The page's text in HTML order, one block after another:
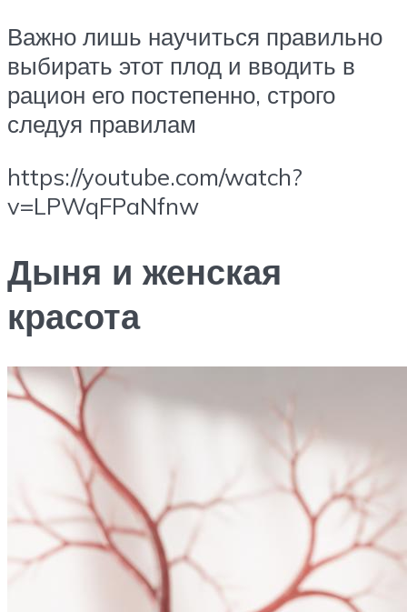
Важно лишь научиться правильно
выбирать этот плод и вводить в
рацион его постепенно, строго
следуя правилам
https://youtube.com/watch?
v=LPWqFPaNfnw
Дыня и женская
красота